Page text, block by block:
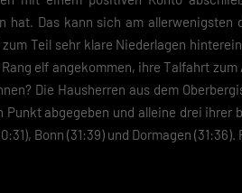
hat. Das kann sich am
Teil sehr klare Niederlagen
elf angekommen, ihre Talfahrt
Die Hausherren aus dem
Punkt abgegeben und alleine drei ihrer
Bonn (31:39) und Dormagen